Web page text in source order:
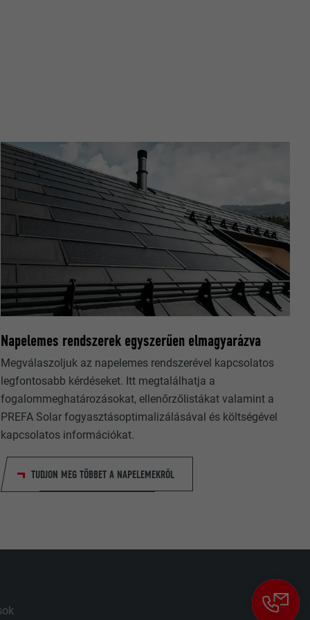
Napelemes rendszerek egyszerűen elmagyarázva
Megválaszoljuk az napelemes rendszerével kapcsolatos
legfontosabb kérdéseket. Itt megtalálhatja a
fogalommeghatározásokat, ellenőrzőlistákat valamint a
PREFA Solar fogyasztásoptimalizálásával és költségével
kapcsolatos információkat.
TUDJON MEG TÖBBET A NAPELEMEKRŐL
hogyan
engedi-
beállításait.
beágyazott